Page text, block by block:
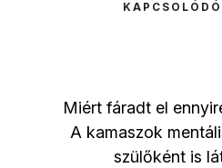
Miért fáradt el
A kamaszok
szülőként is